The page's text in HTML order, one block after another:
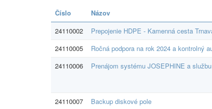
Číslo
Názov
24110002
Prepojenie HDPE - Kamenná cesta
24110005
Ročná podpora na rok 2024 a kontrolný
24110006
Prenájom systému JOSEPHINE a
24110007 Backup diskové pole